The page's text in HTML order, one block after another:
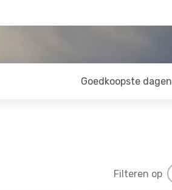
Goedkoopste dagen
Filteren op